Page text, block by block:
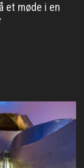
et møde i en